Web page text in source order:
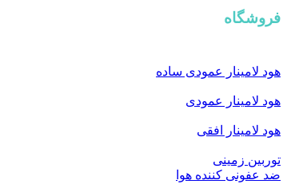
فروشگاه
هود لامینار عمودی ساده
هود لامینار عمودی
هود لامینار افقی
توربین زمینی
ضد عفونی کننده هوا